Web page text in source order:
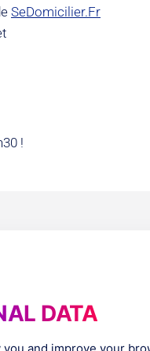
DATA
and improve your
SeDomicilier.Fr
!
The ⚛
Product